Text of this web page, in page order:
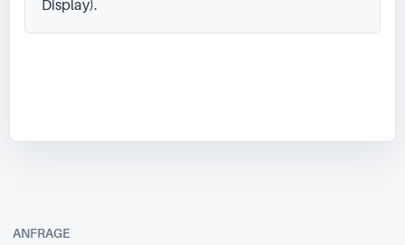
Display).
ANFRAGE